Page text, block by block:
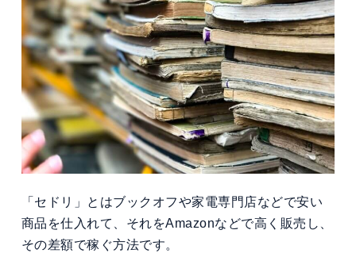
「セドリ」とはブックオフや家電専門店などで安い
商品を仕入れて、それをAmazonなどで高く販売し、
その差額で稼ぐ方法です。